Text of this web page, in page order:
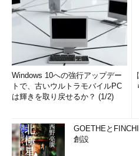
Windows 10への強行アップデー
トで、古いウルトラモバイルPC
は輝きを取り戻せるか？ (1/2)
GOETHEと
創設